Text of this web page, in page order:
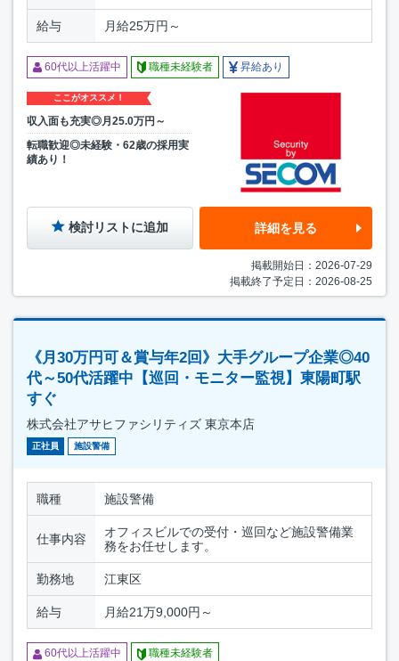
給与 月給25万円～
60代以上活躍中 職種未経験者 昇給あり
ここがオススメ！
収入面も充実◎月25.0万円～
転職歓迎◎未経験・62歳の採用実
績あり！
検討リストに追加 詳細を見る
掲載開始日：2026-07-29
掲載終了予定日：2026-08-25
《月30万円可＆賞与年2回》大手グループ企業◎40
代～50代活躍中【巡回・モニター監視】東陽町駅
すぐ
株式会社アサヒファシリティズ 東京本店
正社員 施設警備
職種 施設警備
仕事内容
オフィスビルでの受付・巡回など施設警備業
務をお任せします。
勤務地 江東区
給与 月給21万9,000円～
60代以上活躍中 職種未経験者